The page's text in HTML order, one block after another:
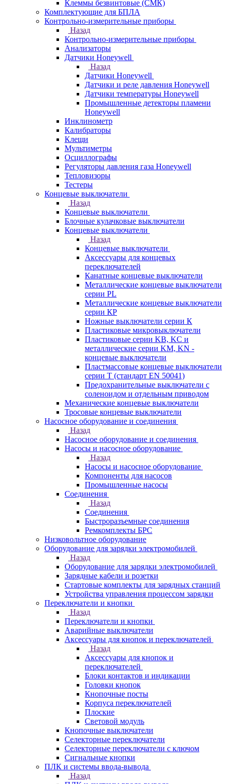
Клеммы безвинтовые (СМК)
Комплектующие для БПЛА
Контрольно-измерительные приборы
Назад
Контрольно-измерительные приборы
Анализаторы
Датчики Honeywell
Назад
Датчики Honeywell
Датчики и реле давления Honeywell
Датчики температуры Honeywell
Промышленные детекторы пламени
Honeywell
Инклинометр
Калибраторы
Клещи
Мультиметры
Осциллографы
Регуляторы давления газа Honeywell
Тепловизоры
Тестеры
Концевые выключатели
Назад
Концевые выключатели
Блочные кулачковые выключатели
Концевые выключатели
Назад
Концевые выключатели
Аксессуары для концевых
переключателей
Канатные концевые выключатели
Металлические концевые выключатели
серии PL
Металлические концевые выключатели
серии КP
Ножные выключатели серии К
Пластиковые микровыключатели
Пластиковые серии KB, KC и
металлические серии KM, KN -
концевые выключатели
Пластмассовые концевые выключатели
серии T (стандарт EN 50041)
Предохранительные выключатели с
соленоидом и отдельным приводом
Механические концевые выключатели
Тросовые концевые выключатели
Насосное оборудование и соединения
Назад
Насосное оборудование и соединения
Насосы и насосное оборудование
Назад
Насосы и насосное оборудование
Компоненты для насосов
Промышленные насосы
Соединения
Назад
Соединения
Быстроразъемные соединения
Ремкомплекты БРС
Низковольтное оборудование
Оборудование для зарядки электромобилей
Назад
Оборудование для зарядки электромобилей
Зарядные кабели и розетки
Стартовые комплекты для зарядных станций
Устройства управления процессом зарядки
Переключатели и кнопки
Назад
Переключатели и кнопки
Аварийные выключатели
Аксессуары для кнопок и переключателей
Назад
Аксессуары для кнопок и
переключателей
Блоки контактов и индикации
Головки кнопок
Кнопочные посты
Корпуса переключателей
Плоские
Световой модуль
Кнопочные выключатели
Селекторные переключатели
Селекторные переключатели с ключом
Сигнальные кнопки
ПЛК и системы ввода-вывода
Назад